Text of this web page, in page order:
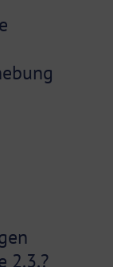
2.3.?